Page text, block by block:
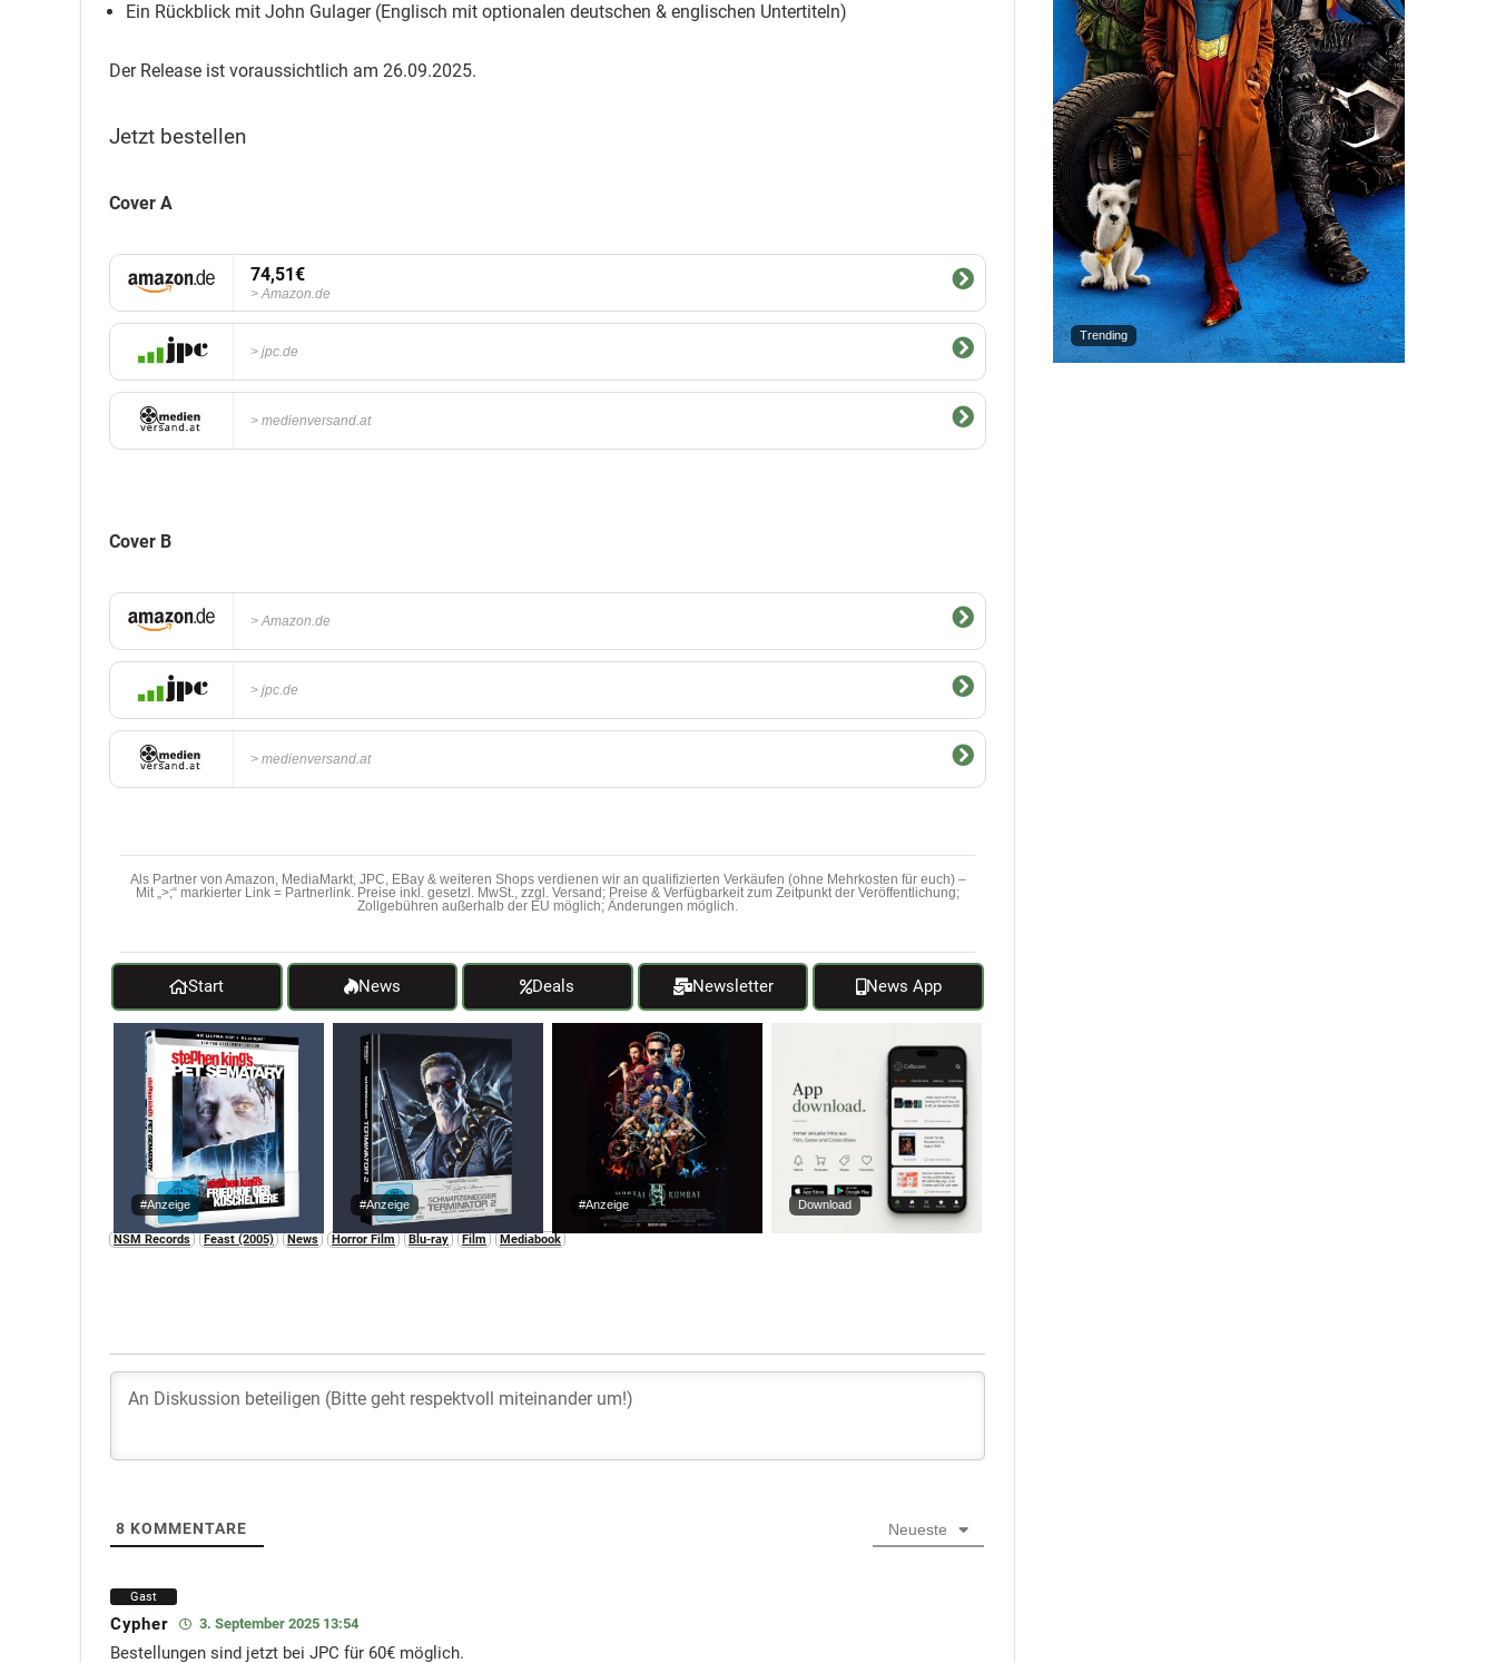
Ein Rückblick mit John Gulager (Englisch mit optionalen deutschen & englischen Untertiteln)
Der Release ist voraussichtlich am 26.09.2025.
Jetzt bestellen
Cover A
74,51€
Amazon.de
jpc.de
medienversand.at
Cover B
Amazon.de
jpc.de
medienversand.at
Als Partner von Amazon, MediaMarkt, JPC, EBay & weiteren Shops verdienen wir an qualifizierten Verkäufen (ohne Mehrkosten für euch) –
Mit „>;“ markierter Link = Partnerlink. Preise inkl. gesetzl. MwSt., zzgl. Versand; Preise & Verfügbarkeit zum Zeitpunkt der Veröffentlichung;
Zollgebühren außerhalb der EU möglich; Änderungen möglich.
Start News Deals Newsletter News App
#Anzeige #Anzeige #Anzeige Download
NSM Records Feast (2005) News Horror Film Blu-ray Film Mediabook
8 KOMMENTARE Neueste
Gast
Cypher 3. September 2025 13:54
Bestellungen sind jetzt bei JPC für 60€ möglich.
Trending